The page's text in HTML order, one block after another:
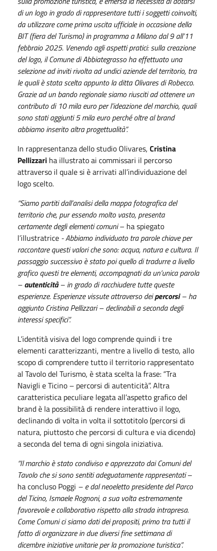
di un logo in grado di rappresentare tutti i soggetti coinvolti,
da utilizzare come prima uscita ufficiale in occasione della
BIT (fiera del Turismo) in programma a Milano dal 9 all’11
febbraio 2025. Venendo agli aspetti pratici: sulla creazione
del logo, il Comune di Abbiategrasso ha effettuato una
selezione ad inviti rivolta ad undici aziende del territorio, tra
le quali è stata scelta appunto la ditta Olivares di Robecco.
Grazie ad un bando regionale siamo riusciti ad ottenere un
contributo di 10 mila euro per l’ideazione del marchio, quali
sono stati aggiunti 5 mila euro perché oltre al brand
abbiamo inserito altra progettualità”.
In rappresentanza dello studio Olivares, Cristina
Pellizzari ha illustrato ai commissari il percorso
attraverso il quale si è arrivati all’individuazione del
logo scelto.
“Siamo partiti dall’analisi della mappa fotografica del
territorio che, pur essendo molto vasto, presenta
certamente degli elementi comuni– ha spiegato
l’illustratrice - Abbiamo individuato tra parole chiave per
raccontare questi valori che sono: acqua, natura e cultura. Il
passaggio successivo è stato poi quello di tradurre a livello
grafico questi tre elementi, accompagnati da un’unica parola
– autenticità– in grado di racchiudere tutte queste
esperienze. Esperienze vissute attraverso deipercorsi– ha
aggiunto Cristina Pellizzari – declinabili a seconda degli
interessi specifici”.
L’identità visiva del logo comprende quindi i tre
elementi caratterizzanti, mentre a livello di testo, allo
scopo di comprendere tutto il territorio rappresentato
al Tavolo del Turismo, è stata scelta la frase: “Tra
Navigli e Ticino – percorsi di autenticità”. Altra
caratteristica peculiare legata all’aspetto grafico del
brand è la possibilità di rendere interattivo il logo,
declinando di volta in volta il sottotitolo (percorsi di
natura, piuttosto che percorsi di cultura e via dicendo)
a seconda del tema di ogni singola iniziativa.
“Il marchio è stato condiviso e apprezzato dai Comuni del
Tavolo che si sono sentiti adeguatamente rappresentati–
ha concluso Poggi – e dal neoeletto presidente del Parco
del Ticino, Ismaele Rognoni, a sua volta estremamente
favorevole e collaborativo rispetto alla strada intrapresa.
Come Comuni ci siamo dati dei propositi, primo tra tutti il
fatto di organizzare in due diversi fine settimana di
dicembre iniziative unitarie per la promozione turistica”.